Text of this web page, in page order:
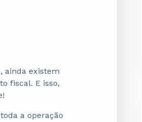
ainda existem
fiscal. E isso,
a operação